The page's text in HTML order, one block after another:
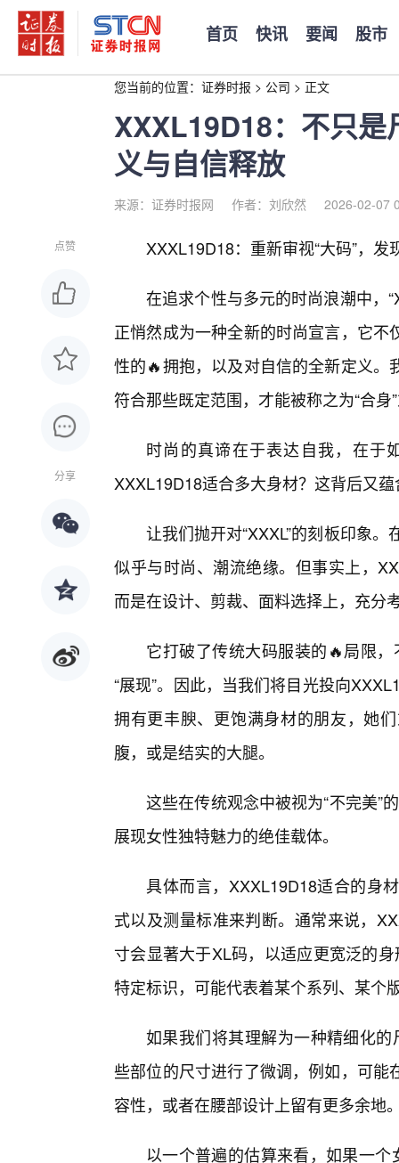
首页 快讯 要闻 股市
您当前的位置： 证券时报 > 公司 > 正文
XXXL19D18：不只
义与自信释放
来源：证券时报网 作者：刘欣然 2026-02-07
点赞
分享
XXXL19D18：重新审视“大码”，发
在追求个性与多元的时尚浪潮中，
正悄然成为一种全新的时尚宣言，它
性的🔥拥抱，以及对自信的全新定义
符合那些既定范围，才能被称之为“合身”
时尚的真谛在于表达自我，在于
XXXL19D18适合多大身材？这背后又
让我们抛开对“XXXL”的刻板印象
似乎与时尚、潮流绝缘。但事实上，
而是在设计、剪裁、面料选择上，充分
它打破了传统大码服装的🔥局限，
“展现”。因此，当我们将目光投向
拥有更丰腴、更饱满身材的朋友，她
腹，或是结实的大腿。
这些在传统观念中被视为“不完美”
展现女性独特魅力的绝佳载体。
具体而言，XXXL19D18适合的身
式以及测量标准来判断。通常来说，
寸会显著大于XL码，以适应更宽泛的
特定标识，可能代表着某个系列、某个
如果我们将其理解为一种精细化
些部位的尺寸进行了微调，例如，可
容性，或者在腰部设计上留有更多余地
以一个普遍的估算来看，如果一